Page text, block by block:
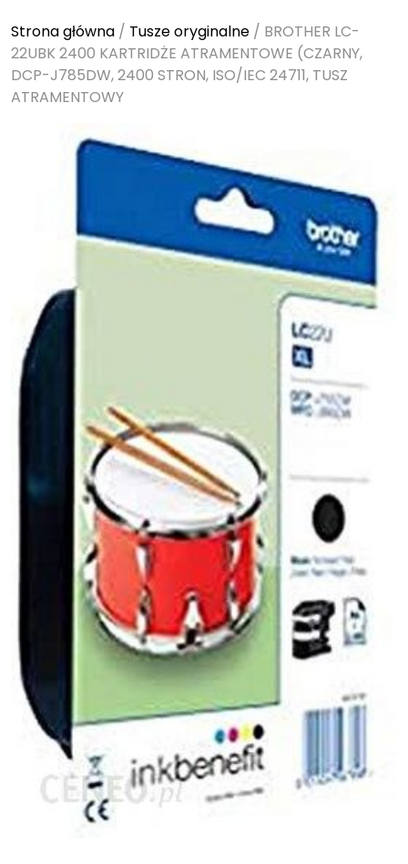
Strona główna / Tusze oryginalne / BROTHER LC-
22UBK 2400 KARTRIDŻE ATRAMENTOWE (CZARNY,
DCP-J785DW, 2400 STRON, ISO/IEC 24711, TUSZ
ATRAMENTOWY